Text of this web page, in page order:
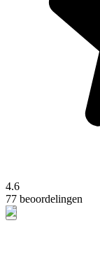
4.6
77 beoordelingen